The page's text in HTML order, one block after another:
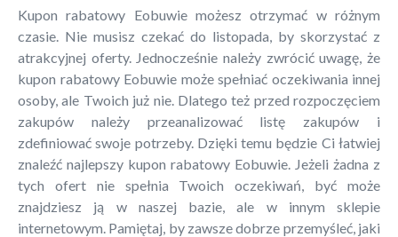
Kupon rabatowy Eobuwie możesz otrzymać w różnym
czasie. Nie musisz czekać do listopada, by skorzystać z
atrakcyjnej oferty. Jednocześnie należy zwrócić uwagę, że
kupon rabatowy Eobuwie może spełniać oczekiwania innej
osoby, ale Twoich już nie. Dlatego też przed rozpoczęciem
zakupów należy przeanalizować listę zakupów i
zdefiniować swoje potrzeby. Dzięki temu będzie Ci łatwiej
znaleźć najlepszy kupon rabatowy Eobuwie. Jeżeli żadna z
tych ofert nie spełnia Twoich oczekiwań, być może
znajdziesz ją w naszej bazie, ale w innym sklepie
internetowym. Pamiętaj, by zawsze dobrze przemyśleć, jaki